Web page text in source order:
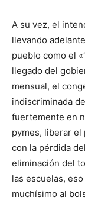
A su vez, el
llevando
pueblo como el
llegado del
mensual, el
indiscriminada
fuertemente en
pymes, liberar el
con la pérdida
eliminación del
las escuelas,
muchísimo al